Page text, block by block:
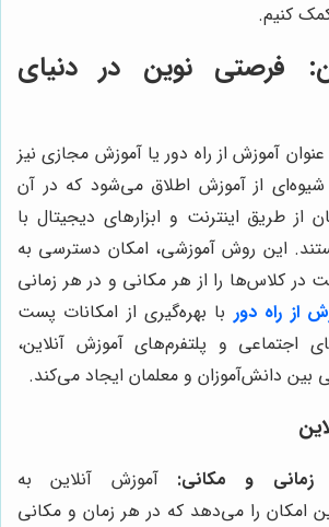
کنیم.
فرصتی نوین در دنیای
آموزش از راه دور یا آموزش مجازی نیز
از آموزش اطلاق می‌شود که در آن
از طریق اینترنت و ابزارهای دیجیتال با
این روش آموزشی، امکان دسترسی به
در کلاس‌ها را از هر مکانی و در هر زمانی
از راه دور با بهره‌گیری از امکانات پست
اجتماعی و پلتفرم‌های آموزش آنلاین،
بین دانش‌آموزان و معلمان ایجاد می‌کند.
زمانی و مکانی: آموزش آنلاین به
امکان را می‌دهد که در هر زمان و مکانی